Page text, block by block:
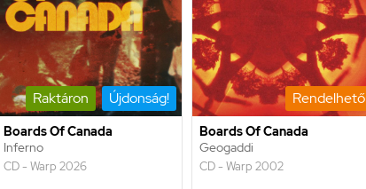
Raktáron Újdonság!
Boards Of Canada
Inferno
CD - Warp 2026
Rendelhető
Boards Of Canada
Geogaddi
CD - Warp 2002